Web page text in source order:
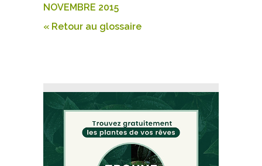
NOVEMBRE 2015
« Retour au glossaire